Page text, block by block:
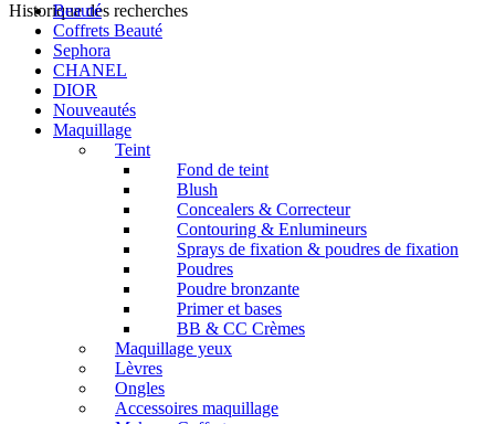
Historique des recherches
Beauté
Coffrets Beauté
Sephora
CHANEL
DIOR
Nouveautés
Maquillage
Teint
Fond de teint
Blush
Concealers & Correcteur
Contouring & Enlumineurs
Sprays de fixation & poudres de fixation
Poudres
Poudre bronzante
Primer et bases
BB & CC Crèmes
Maquillage yeux
Lèvres
Ongles
Accessoires maquillage